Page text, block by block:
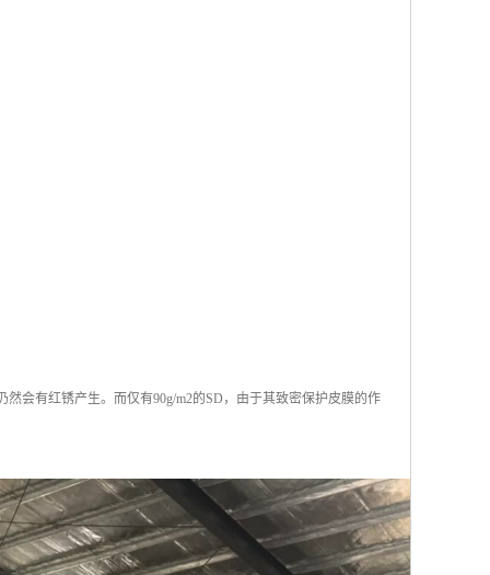
会有红锈产生。而仅有90g/m2的SD，由于其致密保护皮膜的作